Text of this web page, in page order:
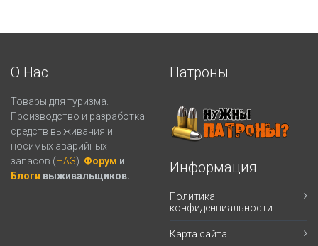
О Нас
Товары для туризма.
Производство и разработка
средств выживания и
носимых аварийных
запасов (НАЗ). Форум и
Блоги выживальщиков.
Патроны
Информация
Политика
конфиденциальности
Карта сайта